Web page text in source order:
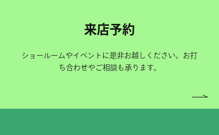
来店予約
ショールームやイベントに是非お越しください。お打
ち合わせやご相談も承ります。